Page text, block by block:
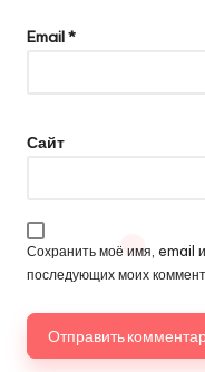
Email*
Сайт
Сохранить моё имя, email
последующих моих